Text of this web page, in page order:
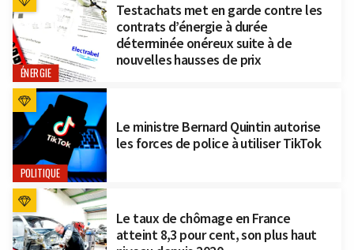
ÉNERGIE
Testachats met en garde contre les
contrats d’énergie à durée
déterminée onéreux suite à de
nouvelles hausses de prix
POLITIQUE
Le ministre Bernard Quintin autorise
les forces de police à utiliser TikTok
Le taux de chômage en France
atteint 8,3 pour cent, son plus haut